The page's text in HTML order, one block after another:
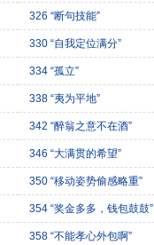
326 “断句技能”
330 “自我定位满分”
334 “孤立”
338 “夷为平地”
342 “醉翁之意不在酒”
346 “大满贯的希望”
350 “移动姿势偷感略重”
354 “奖金多多，钱包鼓鼓”
358 “不能孝心外包啊”